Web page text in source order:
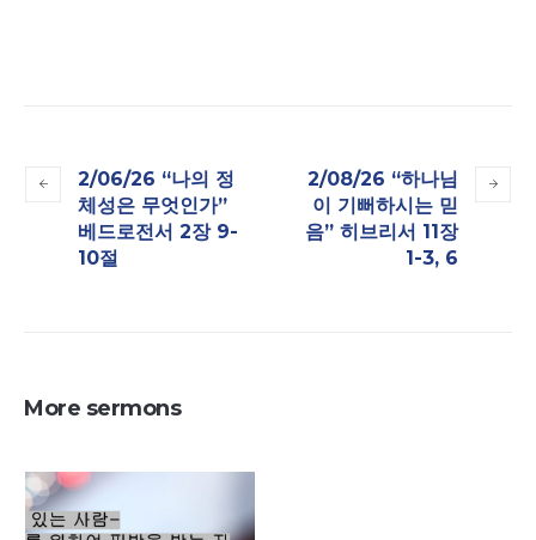
2/06/26 “나의 정
체성은 무엇인가”
베드로전서 2장 9-
10절
2/08/26 “하나님
이 기뻐하시는 믿
음” 히브리서 11장
1-3, 6
More sermons